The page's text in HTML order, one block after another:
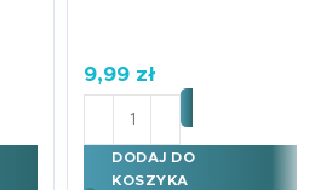
Boże Narodzenie Zapach
9,99 zł
ilość Karnet BN BAŁWAN
DODAJ DO
KOSZYKA